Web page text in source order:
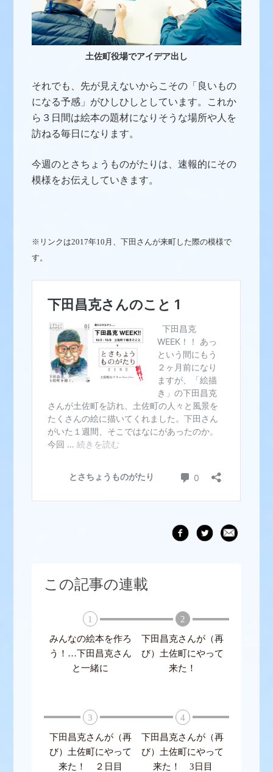
土佐町役場でアイデア出し
それでも、先が見えないからこその「良いもの
になる予感」がひしひしとしています。これか
ら３日間は絵本の題材になりそうな場所や人を
訪ねる毎日になります。
今週のとさちょうものがたりは、速報的にその
模様をお伝えしていきます。
※リンクは2017年10月、下田さんが来町した際の模様で
す。
この記事の連載
1
みんなの絵本を作ろ
う！…下田昌克さん
と一緒に
2
下田昌克さんが（再
び）土佐町にやって
来た！
3
下田昌克さんが（再
び）土佐町にやって
来た！ ２日目
4
下田昌克さんが（再
び）土佐町にやって
来た！ 3日目